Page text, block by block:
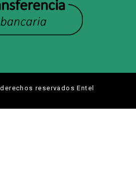
reservados Entel